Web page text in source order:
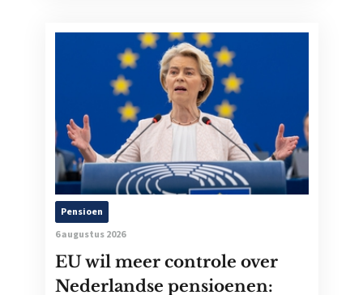
Pensioen
6 augustus 2026
EU wil meer controle over
Nederlandse pensioenen: